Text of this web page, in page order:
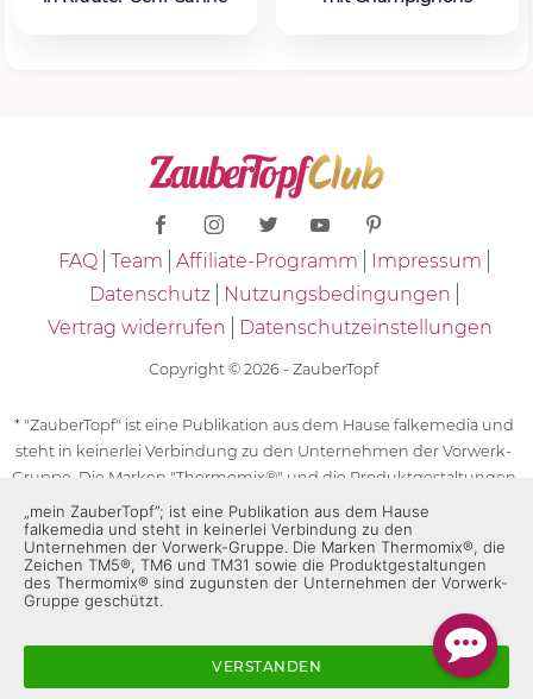
FAQ Team Affiliate-Programm
Impressum
Datenschutz
Nutzungsbedingungen
Vertrag widerrufen
Datenschutzeinstellungen
Copyright © 2026 - ZauberTopf
* "ZauberTopf" ist eine Publikation aus dem Hause falkemedia und
steht in keinerlei Verbindung zu den Unternehmen der Vorwerk-
Gruppe. Die Marken "Thermomix®" und die Produktgestaltungen
des "Thermomix®" sind eingetragene Marken der Unternehmen
der Vorwerk-Gruppe. Die Marken Thermomix®, die Zeichen TM5®,
TM6 und TM31 sowie die Produktgestaltungen des Thermomix®
sind zugunsten der Unternehmen der Vorwerk-Gruppe
geschützt. Für die Rezeptangaben in "ZauberTopf" ist
„mein ZauberTopf”; ist eine Publikation aus dem Hause
falkemedia und steht in keinerlei Verbindung zu den
Unternehmen der Vorwerk-Gruppe. Die Marken Thermomix®, die
Zeichen TM5®, TM6 und TM31 sowie die Produktgestaltungen
des Thermomix® sind zugunsten der Unternehmen der Vorwerk-
Gruppe geschützt.
VERSTANDEN